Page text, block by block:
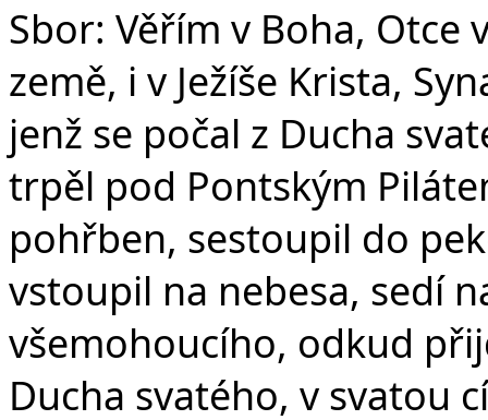
Sbor: Věřím v Boha,
země, i v Ježíše Krista,
jenž se počal z Ducha
trpěl pod Pontským
pohřben, sestoupil do
vstoupil na nebesa, sedí
všemohoucího, odkud
Ducha svatého, v svatou